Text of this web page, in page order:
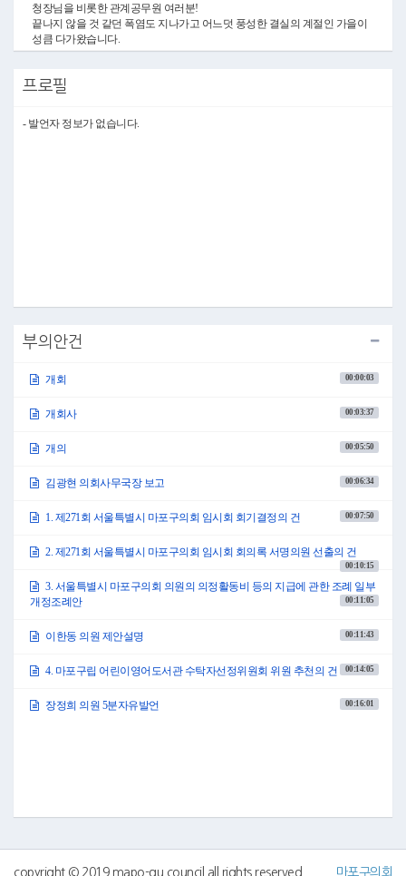
청장님을 비롯한 관계공무원 여러분!
끝나지 않을 것 같던 폭염도 지나가고 어느덧 풍성한 결실의 계절인 가을이
성큼 다가왔습니다.
그동안 혹독한 무더위에도 불구하고 지역 현안을 챙기며 열정적인 의정활동
구민의 삶의 질 향상을 위해 애쓰고 있는 집행부 여러분의 노고에 대해서도
존경하는 동료의원 여러분 그리고 박강수 구청장님을 비롯한 관계공무원 여
러분!
○부의장 권영숙 좌석을 정돈하여 주시기 바랍니다. 성원이 되었으므로 제
271회 서울특별시 마포구의회 임시회 제1차 본회의를 개의하겠습니다.
●부의장 권영숙 김광현 의회사무국장의 보고사항이 있겠습니다.
○의회사무국장 김광현 안녕하십니까? 의회사무국장 김광현입니다.
먼저 의안 접수 현황입니다.
의 가입 조례 전부개정조례안 등 총 4건의 의원발의 안건이 제출되어 소관 상
임위원회에 회부하였습니다.
같은 날, 마포구청장으로부터 서울특별시 마포구 행정기구 설치 조례 일부
개정조례안 등 총 12건의 안건이 제출되어 소관 상임위원회에 회부하였습니
끝으로 위원회 활동사항입니다.
2024년 9월 30일 의회운영위원회에서 의장으로부터 협의 요청된 제271회 서
울특별시 마포구의회 임시회 의사일정 협의의 건을 심의하여 원안 가결하였
습니다. 또한 서울특별시 마포구의회 의원의 의정활동비 등의 지급에 관한
회의에 부의하였습니다.
자세한 내용은 전자회의자료를 참고하여 주시기 바랍니다.
감사합니다.
1. 제271회 서울특별시 마포구의회 임시회 회기결정의 건
(「이의 있습니다」하는 의원 있음)
●신종갑의원 저희 행정건설위원회에서는 2024년도 제2차 구유재산관리계
획안이 위원회에 상정될 예정입니다. 그래서 ‘현장에 답이 있다’는 선배들의
프로필
- 발언자 정보가 없습니다.
부의안건
개회 00:00:03
개회사 00:03:37
개의 00:05:50
김광현 의회사무국장 보고 00:06:34
1. 제271회 서울특별시 마포구의회 임시회 회기결정의 건 00:07:50
2. 제271회 서울특별시 마포구의회 임시회 회의록 서명의원 선출의 건
00:10:15
3. 서울특별시 마포구의회 의원의 의정활동비 등의 지급에 관한 조례 일부
개정조례안
00:11:05
이한동 의원 제안설명 00:11:43
4. 마포구립 어린이영어도서관 수탁자선정위원회 위원 추천의 건 00:14:05
장정희 의원 5분자유발언 00:16:01
마포구의회
copyright © 2019 mapo-gu council all rights reserved